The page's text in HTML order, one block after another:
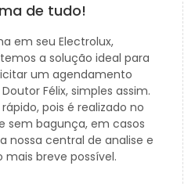
de tudo!
em seu Electrolux,
a solução ideal para
um agendamento
Félix, simples assim.
pois é realizado no
sem bagunça, em casos
nossa central de analise e
breve possível.